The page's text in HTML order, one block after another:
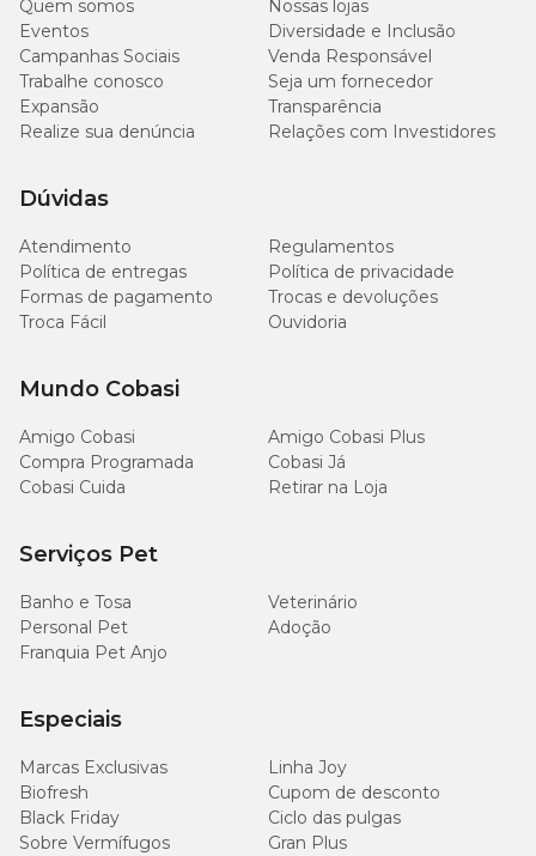
Quem somos
Nossas lojas
Eventos
Diversidade e Inclusão
Campanhas Sociais
Venda Responsável
Trabalhe conosco
Seja um fornecedor
Expansão
Transparência
Realize sua denúncia
Relações com Investidores
Dúvidas
Atendimento
Regulamentos
Política de entregas
Política de privacidade
Formas de pagamento
Trocas e devoluções
Troca Fácil
Ouvidoria
Mundo Cobasi
Amigo Cobasi
Amigo Cobasi Plus
Compra Programada
Cobasi Já
Cobasi Cuida
Retirar na Loja
Serviços Pet
Banho e Tosa
Veterinário
Personal Pet
Adoção
Franquia Pet Anjo
Especiais
Marcas Exclusivas
Linha Joy
Biofresh
Cupom de desconto
Black Friday
Ciclo das pulgas
Sobre Vermífugos
Gran Plus